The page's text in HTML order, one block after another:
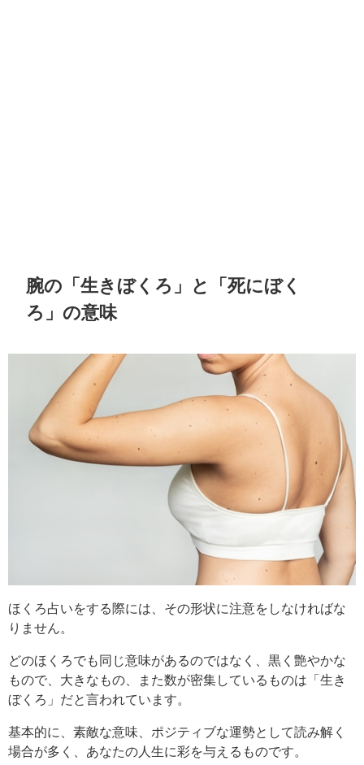
腕の「生きぼくろ」と「死にぼく
ろ」の意味
ほくろ占いをする際には、その形状に注意をしなければな
りません。
どのほくろでも同じ意味があるのではなく、黒く艶やかな
もので、大きなもの、また数が密集しているものは「生き
ぼくろ」だと言われています。
基本的に、素敵な意味、ポジティブな運勢として読み解く
場合が多く、あなたの人生に彩を与えるものです。